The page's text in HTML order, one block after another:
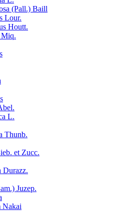
(Pall.) Baill
Lour.
Houtt.
L.
Thunb.
et Zucc.
Durazz.
Juzep.
Nakai